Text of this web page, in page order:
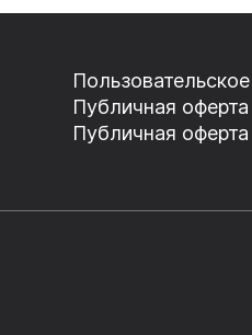
Публичная
Публичная